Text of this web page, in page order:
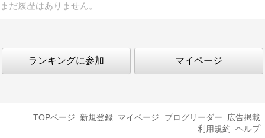
まだ履歴はありません。
ランキングに参加 マイページ
TOPページ 新規登録 マイページ ブログリーダー
広告掲載
利用規約 ヘルプ